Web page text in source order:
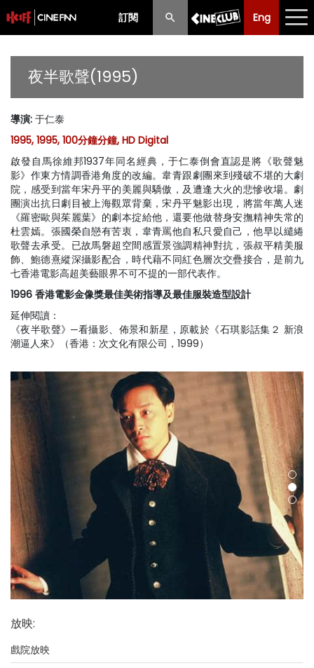
訂閱 Eng
Eng 中文
節目
購票須知
優惠計劃
前期節目
夜半歌聲(1995)
導演: 于仁泰
1995, 1995, 100分鐘分鐘, HD Digital
啟發自馬徐維邦1937年同名經典，于仁泰倒會直認是將《歌聲魅
影》作東方情調香港角度的改編。韋青跟劇團來到殘破不堪的大劇
院，感受到當年宋丹平的美麗與驕傲，及遭逢大火的悲慘收場。劇
團演出抗日劇目被上海觀眾背棄，宋丹平魅影出現，將當年萬人迷
《羅密歐與茱麗葉》的劇本掟給他，還要他做替身安撫精神失常的
杜雲嫣。張國榮自戀有苦衷，韋青罵他自私只愛自己，他早以繾綣
歌聲去承受。已故馬磐超空間感置景強調精神對抗，張叔平精美服
飾、鮑德熹縱深攝影配合，時代藉不同紅色層次交疊接合，是前九
七香港電影高超美藝眼界不可不提的一部代表作。
1996 香港電影金像獎最佳美術指導及最佳服裝造型設計
延伸閱讀：
《夜半歌聲》─看攝影、佈景和新星 ，原載於《石琪影話集２ 新浪
潮逼人來》（香港：次文化有限公司，1999）
放映:
戲院放映